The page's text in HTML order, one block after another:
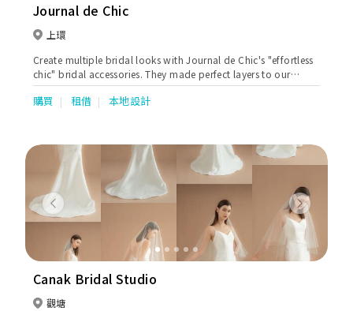
Journal de Chic
上環
Create multiple bridal looks with Journal de Chic's "effortless
chic" bridal accessories. They made perfect layers to our
signature wedding gowns.
購買 租借 本地設計
Previous Next
Canak Bridal Studio
觀塘